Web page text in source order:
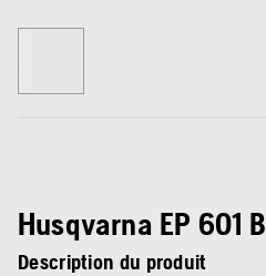
Husqvarna EP 601 B
Description du produit